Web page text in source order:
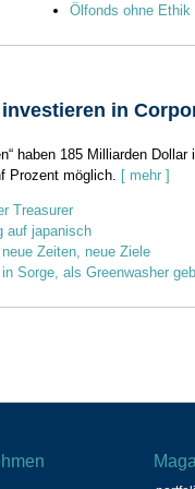
Ölfonds ohne Ethik
in
haben 185 Milliarden
Prozent möglich. [ mehr ]
Treasurer
auf japanisch
Zeiten, neue Ziele
Sorge, als Greenwasher